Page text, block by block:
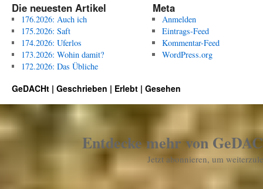
Die neuesten Artikel
176.2026: Auch ich
175.2026: Saft
174.2026: Uferlos
173.2026: Wohin damit?
172.2026: Das Übliche
Meta
Anmelden
Eintrags-Feed
Kommentar-Feed
WordPress.org
GeDACHt | Geschrieben | Erlebt | Gesehen
Entdecke mehr von
Jetzt abonnieren, um